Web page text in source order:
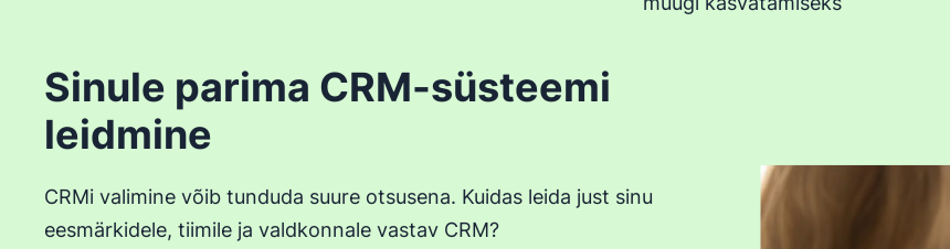
Sinule parima CRM-süsteemi
leidmine
CRMi valimine võib tunduda suure otsusena. Kuidas leida just sinu
eesmärkidele, tiimile ja valdkonnale vastav CRM?